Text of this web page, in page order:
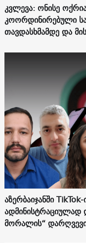
კვლევა: ონისე
კოორდინირებული
თავდასხმამდე და
აზერბაიჯანში
ადმინისტრაციულად
მორალის“